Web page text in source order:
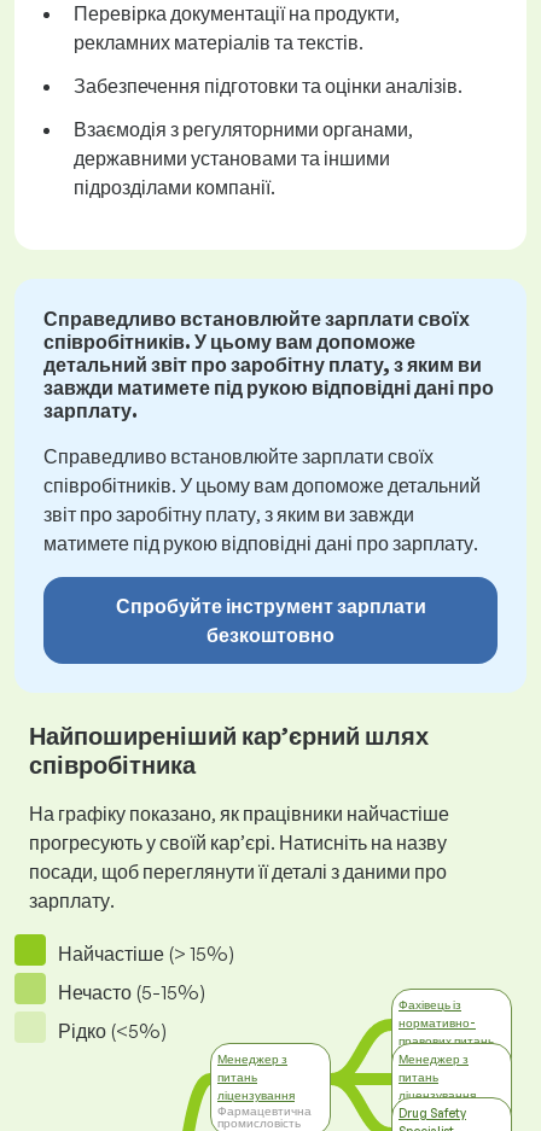
Перевірка документації на продукти,
рекламних матеріалів та текстів.
Забезпечення підготовки та оцінки аналізів.
Взаємодія з регуляторними органами,
державними установами та іншими
підрозділами компанії.
Справедливо встановлюйте зарплати своїх
співробітників. У цьому вам допоможе
детальний звіт про заробітну плату, з яким ви
завжди матимете під рукою відповідні дані про
зарплату.
Справедливо встановлюйте зарплати своїх
співробітників. У цьому вам допоможе детальний
звіт про заробітну плату, з яким ви завжди
матимете під рукою відповідні дані про зарплату.
Спробуйте інструмент зарплати
безкоштовно
Найпоширеніший кар’єрний шлях
співробітника
На графіку показано, як працівники найчастіше
прогресують у своїй кар’єрі. Натисніть на назву
посади, щоб переглянути її деталі з даними про
зарплату.
Найчастіше (> 15%)
Нечасто (5-15%)
Рідко (<5%)
Менеджер з
питань
ліцензування
Фармацевтична
промисловість
Фахівець із
нормативно-
правових питань
Фармацевтична
промисловість
Менеджер з
питань
ліцензування
Охорона здоров'я
та соціальна
Drug Safety